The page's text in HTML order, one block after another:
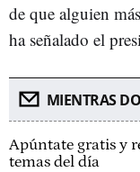
de que alguien
ha señalado el
MIENTRAS
Apúntate gratis y
temas del día